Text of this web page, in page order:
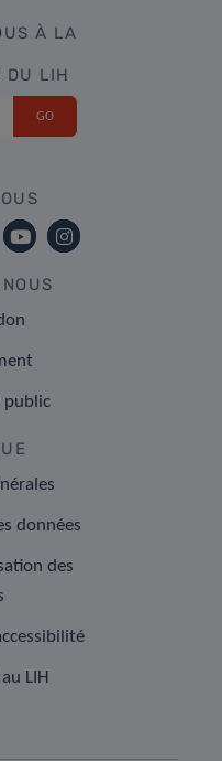
À LA
DU LIH
public
données
des
LIH